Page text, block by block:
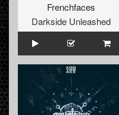
Frenchfaces
Darkside Unleashed